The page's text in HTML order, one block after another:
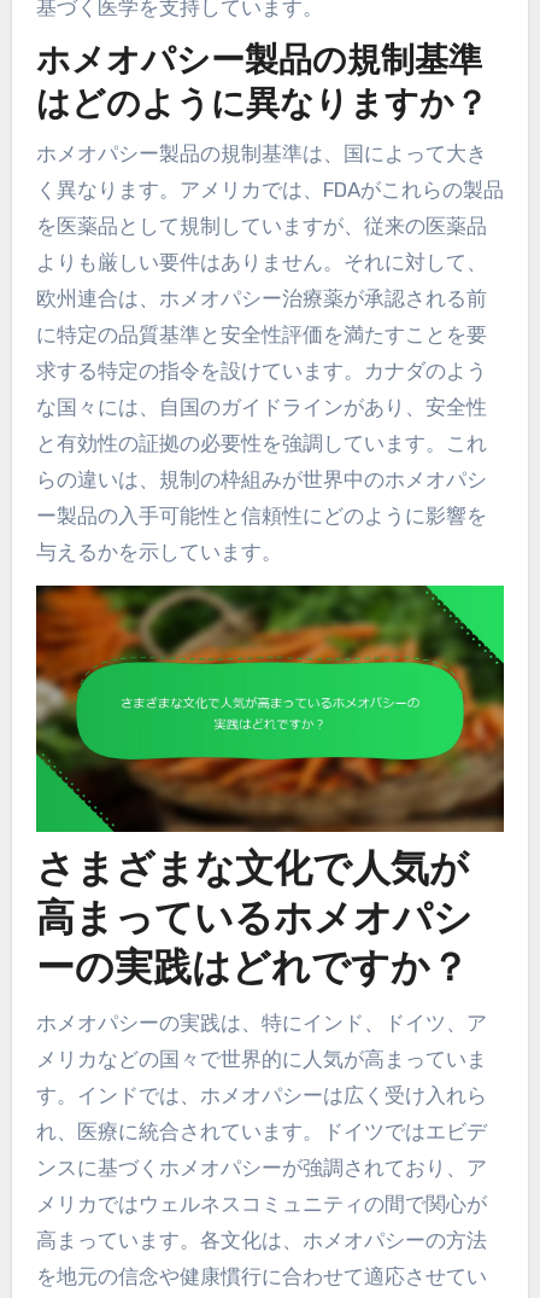
基づく医学を支持しています。
ホメオパシー製品の規制基準
はどのように異なりますか？
ホメオパシー製品の規制基準は、国によって大き
く異なります。アメリカでは、FDAがこれらの製品
を医薬品として規制していますが、従来の医薬品
よりも厳しい要件はありません。それに対して、
欧州連合は、ホメオパシー治療薬が承認される前
に特定の品質基準と安全性評価を満たすことを要
求する特定の指令を設けています。カナダのよう
な国々には、自国のガイドラインがあり、安全性
と有効性の証拠の必要性を強調しています。これ
らの違いは、規制の枠組みが世界中のホメオパシ
ー製品の入手可能性と信頼性にどのように影響を
与えるかを示しています。
さまざまな文化で人気が
高まっているホメオパシ
ーの実践はどれですか？
ホメオパシーの実践は、特にインド、ドイツ、ア
メリカなどの国々で世界的に人気が高まっていま
す。インドでは、ホメオパシーは広く受け入れら
れ、医療に統合されています。ドイツではエビデ
ンスに基づくホメオパシーが強調されており、ア
メリカではウェルネスコミュニティの間で関心が
高まっています。各文化は、ホメオパシーの方法
を地元の信念や健康慣行に合わせて適応させてい